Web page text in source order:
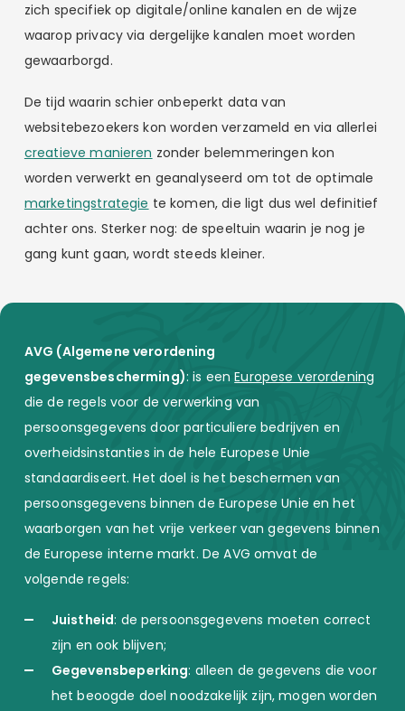
zich specifiek op digitale/online kanalen en de wijze
waarop privacy via dergelijke kanalen moet worden
gewaarborgd.
De tijd waarin schier onbeperkt data van
websitebezoekers kon worden verzameld en via allerlei
creatieve manieren zonder belemmeringen kon
worden verwerkt en geanalyseerd om tot de optimale
marketingstrategie te komen, die ligt dus wel definitief
achter ons. Sterker nog: de speeltuin waarin je nog je
gang kunt gaan, wordt steeds kleiner.
AVG (Algemene verordening
gegevensbescherming): is eenEuropese verordening
die de regels voor de verwerking van
persoonsgegevens door particuliere bedrijven en
overheidsinstanties in de hele Europese Unie
standaardiseert. Het doel is het beschermen van
persoonsgegevens binnen de Europese Unie en het
waarborgen van het vrije verkeer van gegevens binnen
de Europese interne markt. De AVG omvat de
volgende regels:
Juistheid: de persoonsgegevens moeten correct
zijn en ook blijven;
Gegevensbeperking: alleen de gegevens die voor
het beoogde doel noodzakelijk zijn, mogen worden